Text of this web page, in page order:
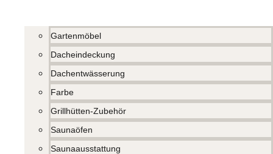
Gartenmöbel
Dacheindeckung
Dachentwässerung
Farbe
Grillhütten-Zubehör
Saunaöfen
Saunaausstattung